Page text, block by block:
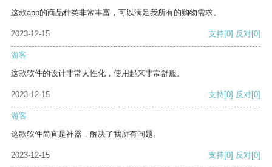
这款app的商品种类非常丰富，可以满足我所有的购物需求。
2023-12-15 支持[0] 反对[0]
游客
这款软件的设计非常人性化，使用起来非常舒服。
2023-12-15 支持[0] 反对[0]
游客
这款软件简直是神器，解决了我所有问题。
2023-12-15 支持[0] 反对[0]